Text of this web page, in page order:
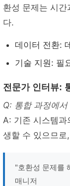
환성 문제는 시
다.
데이터 전환:
기술 지원: 필
전문가 인터뷰:
Q: 통합 과정에
A: 기존 시스템과
생할 수 있으므
"호환성 문제를
매니저